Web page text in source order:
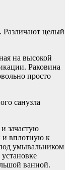
Различают целый
на высокой
Раковина
просто
санузла
зачастую
и вплотную к
умывальником
ванной.